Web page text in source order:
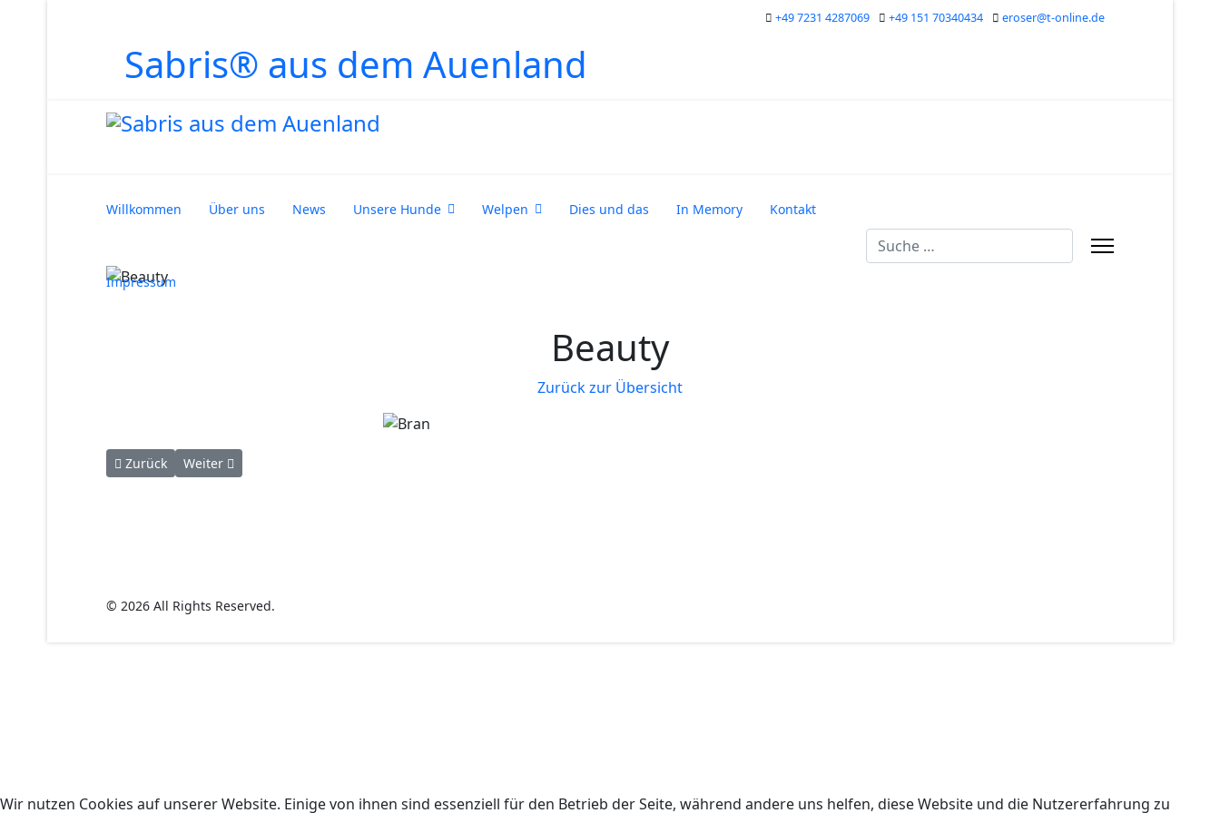
Sabris® aus dem Auenland
+49 7231 4287069 +49 151 70340434 eroser@t-online.de
Willkommen Über uns News Unsere Hunde Welpen Dies und das In Memory Kontakt
Impressum
Suchen
Beauty
Zurück zur Übersicht
Vorheriger Beitrag: Baji
Zurück Nächster Beitrag: Bente
Weiter
© 2026 All Rights Reserved.
Wir nutzen Cookies auf unserer Website. Einige von ihnen sind essenziell für den Betrieb der Seite, während andere uns helfen, diese Website und die Nutzererfahrung zu